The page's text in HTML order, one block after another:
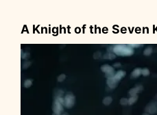
A Knight of the Seven